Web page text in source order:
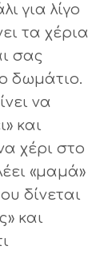
για λίγο
τα χέρια
σας
δωμάτιο.
να
και
χέρι στο
«μαμά»
δίνεται
και